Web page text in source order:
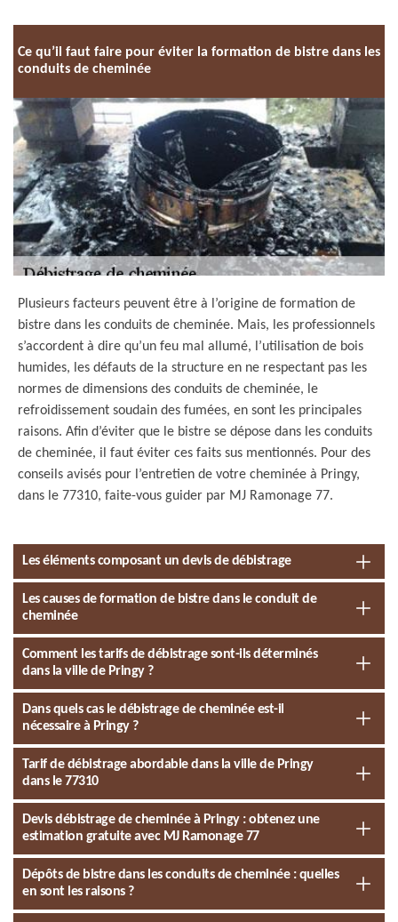
Ce qu’il faut faire pour éviter la formation de bistre dans les
conduits de cheminée
Plusieurs facteurs peuvent être à l’origine de formation de
bistre dans les conduits de cheminée. Mais, les professionnels
s’accordent à dire qu’un feu mal allumé, l’utilisation de bois
humides, les défauts de la structure en ne respectant pas les
normes de dimensions des conduits de cheminée, le
refroidissement soudain des fumées, en sont les principales
raisons. Afin d’éviter que le bistre se dépose dans les conduits
de cheminée, il faut éviter ces faits sus mentionnés. Pour des
conseils avisés pour l’entretien de votre cheminée à Pringy,
dans le 77310, faite-vous guider par MJ Ramonage 77.
Les éléments composant un devis de débistrage
Les causes de formation de bistre dans le conduit de
cheminée
Comment les tarifs de débistrage sont-ils déterminés
dans la ville de Pringy ?
Dans quels cas le débistrage de cheminée est-il
nécessaire à Pringy ?
Tarif de débistrage abordable dans la ville de Pringy
dans le 77310
Devis débistrage de cheminée à Pringy : obtenez une
estimation gratuite avec MJ Ramonage 77
Dépôts de bistre dans les conduits de cheminée : quelles
en sont les raisons ?